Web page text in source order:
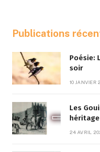
Publications
Poésie:
soir
10 JANVIER
Les
24 AVRIL